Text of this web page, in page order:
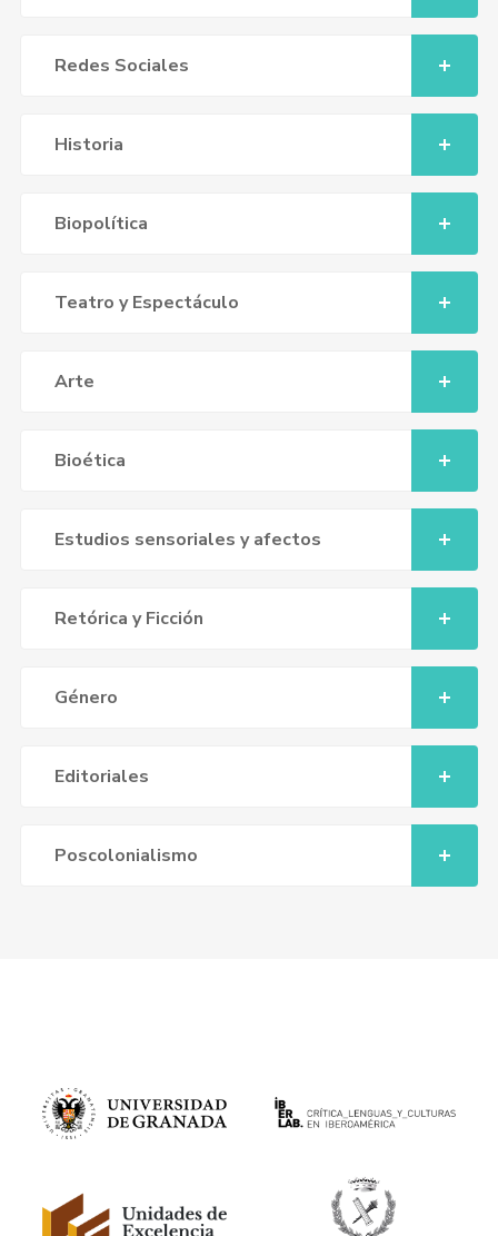
Redes Sociales
Historia
Biopolítica
Teatro y Espectáculo
Arte
Bioética
Estudios sensoriales y afectos
Retórica y Ficción
Género
Editoriales
Poscolonialismo